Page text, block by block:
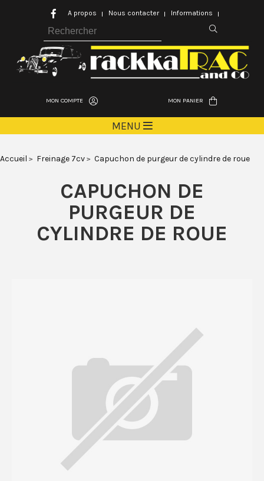
MON COMPTE MON PANIER
MENU
Accueil Freinage 7cv Capuchon de purgeur de cylindre de roue
CAPUCHON DE
PURGEUR DE
CYLINDRE DE ROUE
A propos Nous contacter Informations